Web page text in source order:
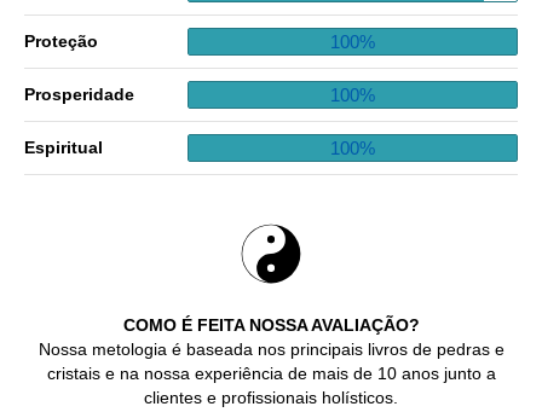
COMO É FEITA NOSSA AVALIAÇÃO?
Nossa metologia é baseada nos principais livros de pedras e
cristais e na nossa experiência de mais de 10 anos junto a
clientes e profissionais holísticos.
Proteção 100%
Prosperidade 100%
Espiritual 100%